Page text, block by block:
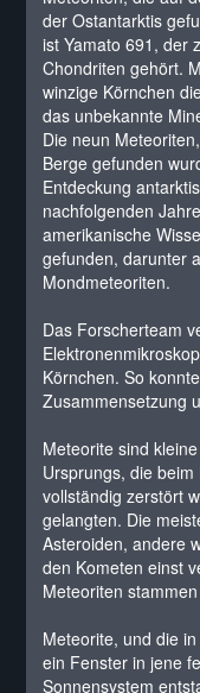
der Ostantarktis
ist Yamato 691, der
Chondriten gehört.
winzige Körnchen
das unbekannte
Die neun
Berge gefunden
Entdeckung
nachfolgenden
amerikanische
gefunden, darunter
Mondmeteoriten.
Das Forscherteam
Körnchen. So
Zusammensetzung
Meteorite sind
Ursprungs, die
vollständig zerstört
gelangten. Die
Asteroiden, andere
den Kometen einst
Meteoriten
Meteorite, und die
ein Fenster in jene
Sonnensystem